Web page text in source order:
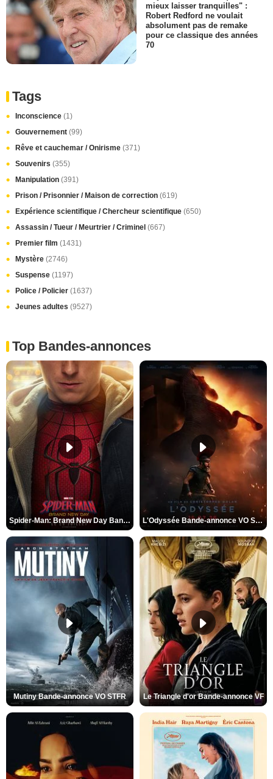
mieux laisser tranquilles" :
Robert Redford ne voulait
absolument pas de remake
pour ce classique des années
70
Tags
Inconscience (1)
Gouvernement (99)
Rêve et cauchemar / Onirisme (371)
Souvenirs (355)
Manipulation (391)
Prison / Prisonnier / Maison de correction (619)
Expérience scientifique / Chercheur scientifique (650)
Assassin / Tueur / Meurtrier / Criminel (667)
Premier film (1431)
Mystère (2746)
Suspense (1197)
Police / Policier (1637)
Jeunes adultes (9527)
Top Bandes-annonces
Spider-Man: Brand New Day Bande-annonce VO STFR L'Odyssée Bande-annonce VO STFR
Mutiny Bande-annonce VO STFR Le Triangle d'or Bande-annonce VF